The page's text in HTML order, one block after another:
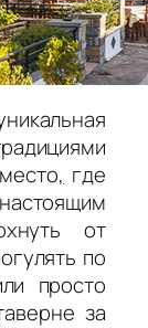
, где
от
по
просто
за